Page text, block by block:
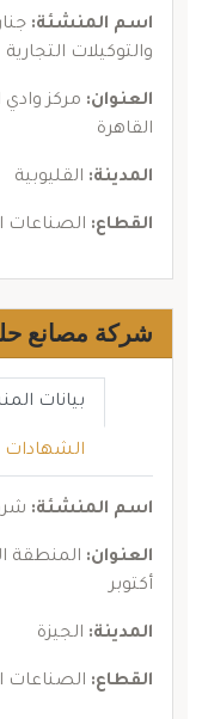
اسم المنشئة:
والتوكيلات التجارية
العنوان:
القاهرة
المدينة: القليوبية
القطاع: الصناعات
شركة مصانع
بيانات
الشهادات
اسم المنشئة:
العنوان:
أكتوبر
المدينة: الجيزة
القطاع: الصناعات